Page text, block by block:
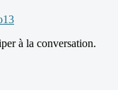
à la conversation.